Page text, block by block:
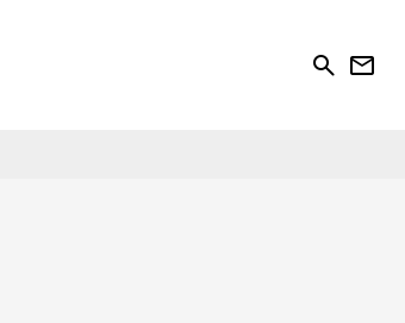
search newsletter